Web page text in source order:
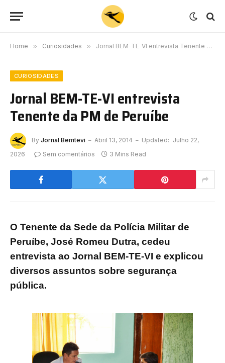
Home » Curiosidades » Jornal BEM-TE-VI entrevista Tenente da PM de Peruíbe
CURIOSIDADES
Jornal BEM-TE-VI entrevista
Tenente da PM de Peruíbe
By Jornal Bemtevi Abril 13, 2014 Updated: Julho 22,
2026
Sem comentários 3 Mins Read
O Tenente da Sede da Polícia Militar de
Peruíbe, José Romeu Dutra, cedeu
entrevista ao Jornal BEM-TE-VI e explicou
diversos assuntos sobre segurança
pública.